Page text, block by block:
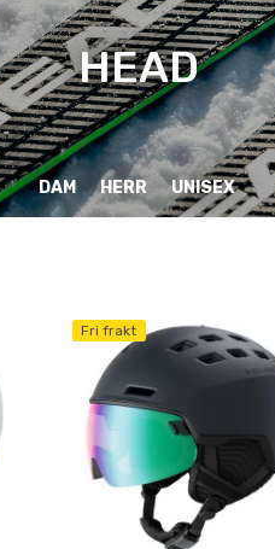
HEAD
DAM HERR UNISEX
Fri frakt